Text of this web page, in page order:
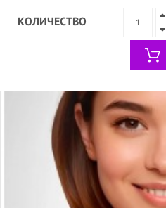
КОЛИЧЕСТВО